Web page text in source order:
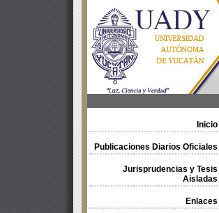
Inicio
Publicaciones Diarios Oficiales
Jurisprudencias y Tesis
Aisladas
Enlaces